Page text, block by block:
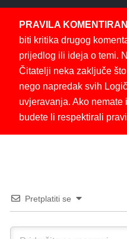
PRAVILA
biti kritika drugog
prijedlog ili ideja o temi.
Čitatelji neka zaključe
nego napredak svih
uvjeravanja. Ako
budete li respektirali
Pretplatiti se